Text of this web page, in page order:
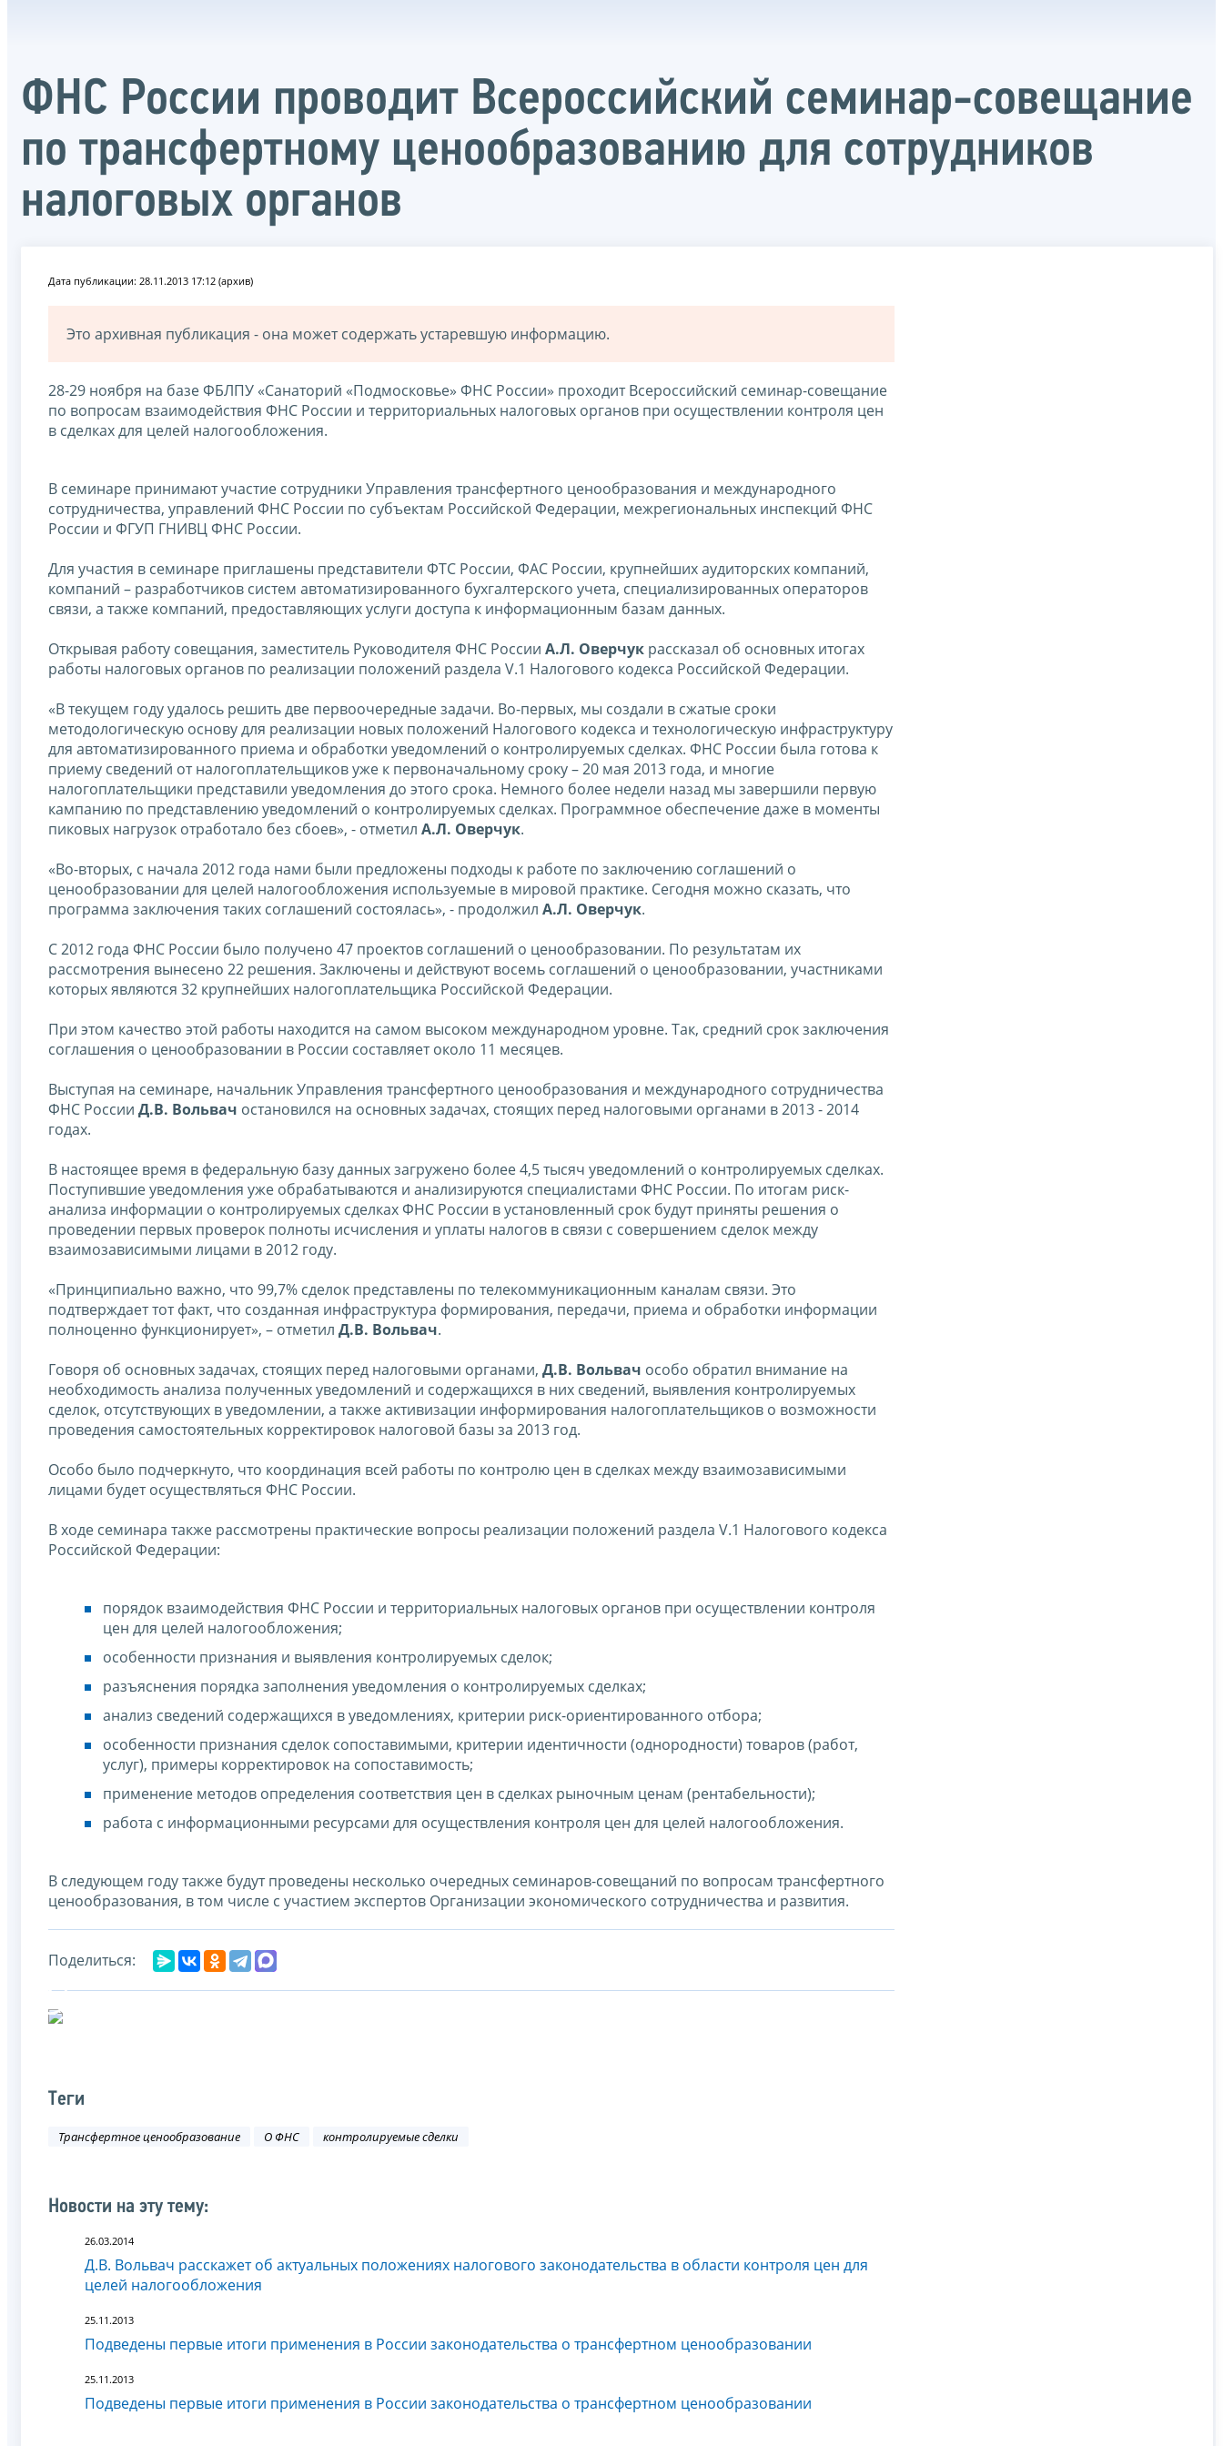
ФНС России проводит Всероссийский семинар-совещание
по трансфертному ценообразованию для сотрудников
налоговых органов
Дата публикации: 28.11.2013 17:12 (архив)
Это архивная публикация - она может содержать устаревшую информацию.
28-29 ноября на базе ФБЛПУ «Санаторий «Подмосковье» ФНС России» проходит Всероссийский семинар-совещание
по вопросам взаимодействия ФНС России и территориальных налоговых органов при осуществлении контроля цен
в сделках для целей налогообложения.
В семинаре принимают участие сотрудники Управления трансфертного ценообразования и международного
сотрудничества, управлений ФНС России по субъектам Российской Федерации, межрегиональных инспекций ФНС
России и ФГУП ГНИВЦ ФНС России.
Для участия в семинаре приглашены представители ФТС России, ФАС России, крупнейших аудиторских компаний,
компаний – разработчиков систем автоматизированного бухгалтерского учета, специализированных операторов
связи, а также компаний, предоставляющих услуги доступа к информационным базам данных.
Открывая работу совещания, заместитель Руководителя ФНС России А.Л. Оверчук рассказал об основных итогах
работы налоговых органов по реализации положений раздела V.1 Налогового кодекса Российской Федерации.
«В текущем году удалось решить две первоочередные задачи. Во-первых, мы создали в сжатые сроки
методологическую основу для реализации новых положений Налогового кодекса и технологическую инфраструктуру
для автоматизированного приема и обработки уведомлений о контролируемых сделках. ФНС России была готова к
приему сведений от налогоплательщиков уже к первоначальному сроку – 20 мая 2013 года, и многие
налогоплательщики представили уведомления до этого срока. Немного более недели назад мы завершили первую
кампанию по представлению уведомлений о контролируемых сделках. Программное обеспечение даже в моменты
пиковых нагрузок отработало без сбоев», - отметил А.Л. Оверчук.
«Во-вторых, с начала 2012 года нами были предложены подходы к работе по заключению соглашений о
ценообразовании для целей налогообложения используемые в мировой практике. Сегодня можно сказать, что
программа заключения таких соглашений состоялась», - продолжил А.Л. Оверчук.
С 2012 года ФНС России было получено 47 проектов соглашений о ценообразовании. По результатам их
рассмотрения вынесено 22 решения. Заключены и действуют восемь соглашений о ценообразовании, участниками
которых являются 32 крупнейших налогоплательщика Российской Федерации.
При этом качество этой работы находится на самом высоком международном уровне. Так, средний срок заключения
соглашения о ценообразовании в России составляет около 11 месяцев.
Выступая на семинаре, начальник Управления трансфертного ценообразования и международного сотрудничества
ФНС России Д.В. Вольвач остановился на основных задачах, стоящих перед налоговыми органами в 2013 - 2014
годах.
В настоящее время в федеральную базу данных загружено более 4,5 тысяч уведомлений о контролируемых сделках.
Поступившие уведомления уже обрабатываются и анализируются специалистами ФНС России. По итогам риск-
анализа информации о контролируемых сделках ФНС России в установленный срок будут приняты решения о
проведении первых проверок полноты исчисления и уплаты налогов в связи с совершением сделок между
взаимозависимыми лицами в 2012 году.
«Принципиально важно, что 99,7% сделок представлены по телекоммуникационным каналам связи. Это
подтверждает тот факт, что созданная инфраструктура формирования, передачи, приема и обработки информации
полноценно функционирует», – отметил Д.В. Вольвач.
Говоря об основных задачах, стоящих перед налоговыми органами, Д.В. Вольвач особо обратил внимание на
необходимость анализа полученных уведомлений и содержащихся в них сведений, выявления контролируемых
сделок, отсутствующих в уведомлении, а также активизации информирования налогоплательщиков о возможности
проведения самостоятельных корректировок налоговой базы за 2013 год.
Особо было подчеркнуто, что координация всей работы по контролю цен в сделках между взаимозависимыми
лицами будет осуществляться ФНС России.
В ходе семинара также рассмотрены практические вопросы реализации положений раздела V.1 Налогового кодекса
Российской Федерации:
порядок взаимодействия ФНС России и территориальных налоговых органов при осуществлении контроля
цен для целей налогообложения;
особенности признания и выявления контролируемых сделок;
разъяснения порядка заполнения уведомления о контролируемых сделках;
анализ сведений содержащихся в уведомлениях, критерии риск-ориентированного отбора;
особенности признания сделок сопоставимыми, критерии идентичности (однородности) товаров (работ,
услуг), примеры корректировок на сопоставимость;
применение методов определения соответствия цен в сделках рыночным ценам (рентабельности);
работа с информационными ресурсами для осуществления контроля цен для целей налогообложения.
В следующем году также будут проведены несколько очередных семинаров-совещаний по вопросам трансфертного
ценообразования, в том числе с участием экспертов Организации экономического сотрудничества и развития.
Поделиться:
Теги
Трансфертное ценообразование О ФНС контролируемые сделки
Новости на эту тему:
26.03.2014
Д.В. Вольвач расскажет об актуальных положениях налогового законодательства в области контроля цен для
целей налогообложения
25.11.2013
Подведены первые итоги применения в России законодательства о трансфертном ценообразовании
25.11.2013
Подведены первые итоги применения в России законодательства о трансфертном ценообразовании